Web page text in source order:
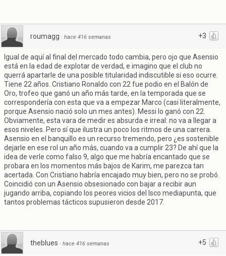
+3
roumagg · hace 416 semanas
Igual de aquí al final del mercado todo cambia, pero ojo que Asensio
está en la edad de explotar de verdad, e imagino que el club no
querrá apartarle de una posible titularidad indiscutible si eso ocurre.
Tiene 22 años. Cristiano Ronaldo con 22 fue podio en el Balón de
Oro, trofeo que ganó un año más tarde, en la temporada que se
correspondería con esta que va a empezar Marco (casi literalmente,
porque Asensio nació solo un mes antes). Messi lo ganó con 22.
Obviamente, esta vara de medir es absurda e irreal: no va a llegar a
esos niveles. Pero sí que ilustra un poco los ritmos de una carrera.
Asensio en el banquillo es un recurso tremendo, pero ¿es sostenible
dejarle en ese rol un año más, cuando va a cumplir 23? De ahí que la
idea de verle como falso 9, algo que me habría encantado que se
probara en los momentos más bajos de Karim, me parezca tan
acertada. Con Cristiano habría encajado muy bien, pero no se probó.
Coincidió con un Asensio obsesionado con bajar a recibir aun
jugando arriba, copiando los peores vicios del Isco mediapunta, que
tantos problemas tácticos supusieron desde 2017.
+5
theblues · hace 416 semanas